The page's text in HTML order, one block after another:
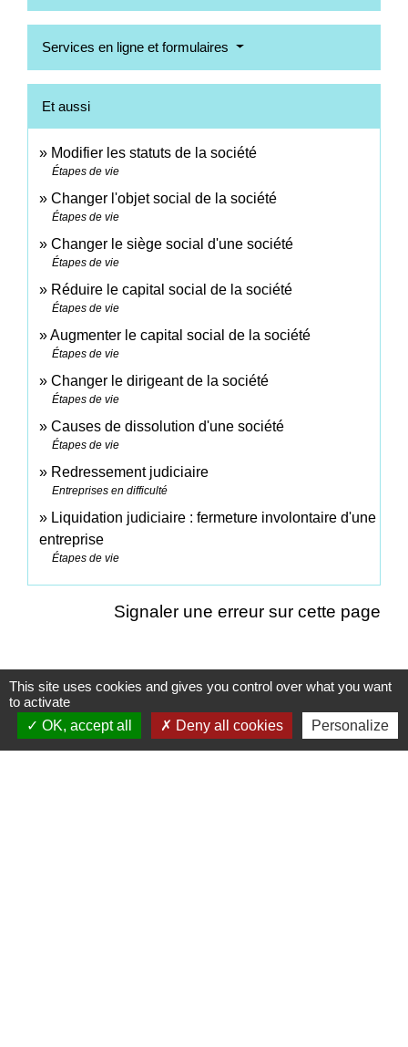
Services en ligne et formulaires
Et aussi
Modifier les statuts de la société
Étapes de vie
Changer l'objet social de la société
Étapes de vie
Changer le siège social d'une société
Étapes de vie
Réduire le capital social de la société
Étapes de vie
Augmenter le capital social de la société
Étapes de vie
Changer le dirigeant de la société
Étapes de vie
Causes de dissolution d'une société
Étapes de vie
Redressement judiciaire
Entreprises en difficulté
Liquidation judiciaire : fermeture involontaire d'une
entreprise
Étapes de vie
Signaler une erreur sur cette page
Contacts
Commune d'Ervauville
This site uses cookies and gives you control over what you want
to activate
OK, accept all
Deny all cookies Personalize